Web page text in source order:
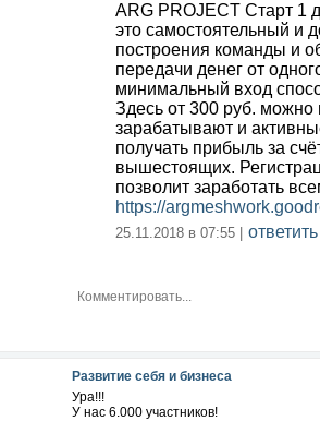
ARG PROJECT Старт 1
это самостоятельный и
построения команды и
передачи денег от
минимальный вход
Здесь от 300 руб. можно
зарабатывают и
получать прибыль за
вышестоящих.
позволит заработать
https://
25.11.2018 в 07:55 | ответить
Развитие себя и бизнеса
Ура!!!
У нас 6.000 участников!